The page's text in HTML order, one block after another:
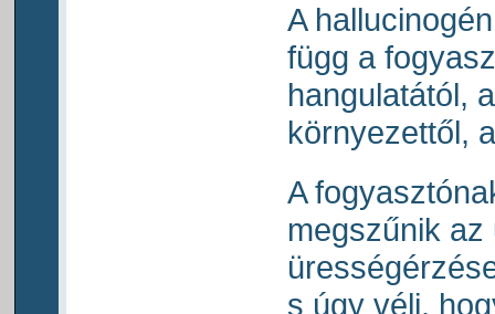
A
függ a
hangulatától,
környezettől,
A
megszűnik
s úgy véli,